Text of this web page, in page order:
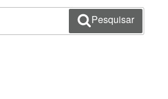
Pesquisar